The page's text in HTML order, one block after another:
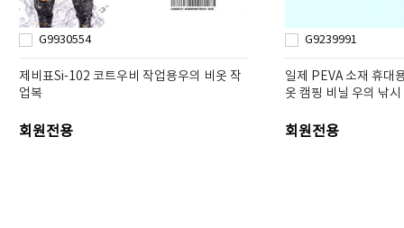
G9930554
제비표Si-102 코트우비 작업용우의 비옷 작
업복
회원전용
G9239991
일제 PEVA 소재 휴대
옷 캠핑 비닐 우의 낚시
회원전용